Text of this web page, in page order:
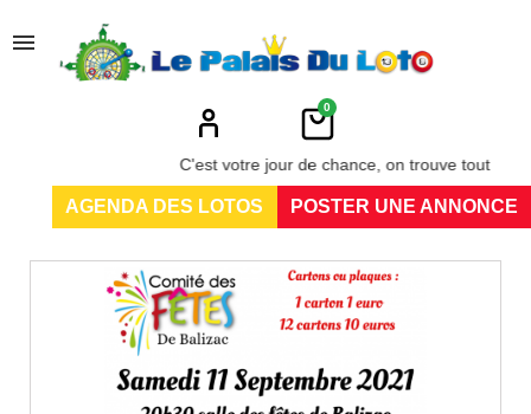
0
AGENDA DES LOTOS POSTER UNE ANNONCE
C'est votre jour de chance, on trouve tout au
menu